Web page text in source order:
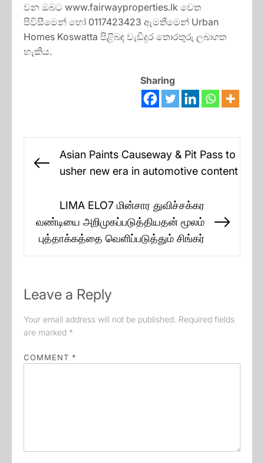
වන ඔබට www.fairwayproperties.lk වෙත
පිවිසීමෙන් හෝ 0117423423 ඇමතීමෙන් Urban
Homes Koswatta පිළිබඳ වැඩිදුර තොරතුරු ලබාගත
හැකිය.
Sharing
navigation
Previous
Asian Paints Causeway & Pit Pass to
usher new era in automotive content
LIMA ELO7 மின்சார துவிச்சக்கர
வண்டியை அறிமுகப்படுத்தியதன் மூலம்
புத்தாக்கத்தை வெளிப்படுத்தும் சிங்கர்
Leave a Reply
Your email address will not be published. Required fields
are marked *
COMMENT *